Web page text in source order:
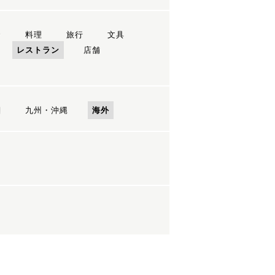
料理 旅行
文具
レストラン
店舗
九州・沖縄 海外